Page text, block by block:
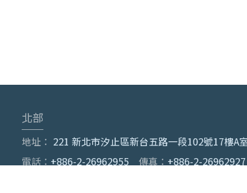
北部
地址： 221 新北市汐止區新台五路一段102號17樓A
電話： +886-2-26962955 傳真： +886-2-26962927